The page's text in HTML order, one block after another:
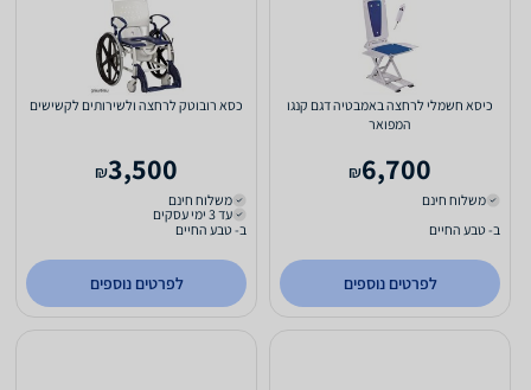
כיסא חשמלי לרחצה באמבטיה דגם קנגו
המפואר
6,700
₪
משלוח חינם
ב- טבע החיים
לפרטים נוספים
כסא רובוטק לרחצה ולשירותים לקשישים
3,500
₪
משלוח חינם
עד 3 ימי עסקים
ב- טבע החיים
לפרטים נוספים